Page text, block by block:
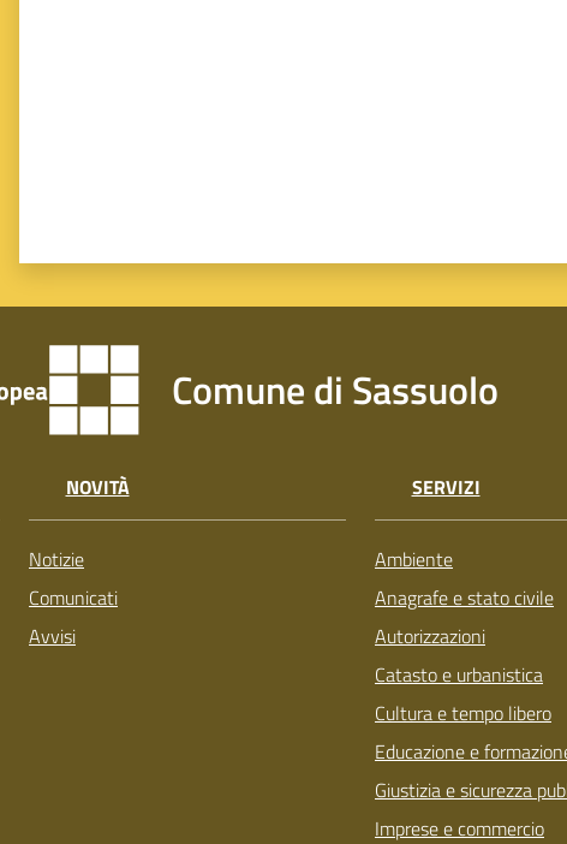
Comune di Sassuolo
NOVITÀ
Notizie
Comunicati
Avvisi
SERVIZI
Ambiente
Anagrafe e stato civile
Autorizzazioni
Catasto e urbanistica
Cultura e tempo libero
Educazione e
Giustizia e sicurezza
Imprese e commercio